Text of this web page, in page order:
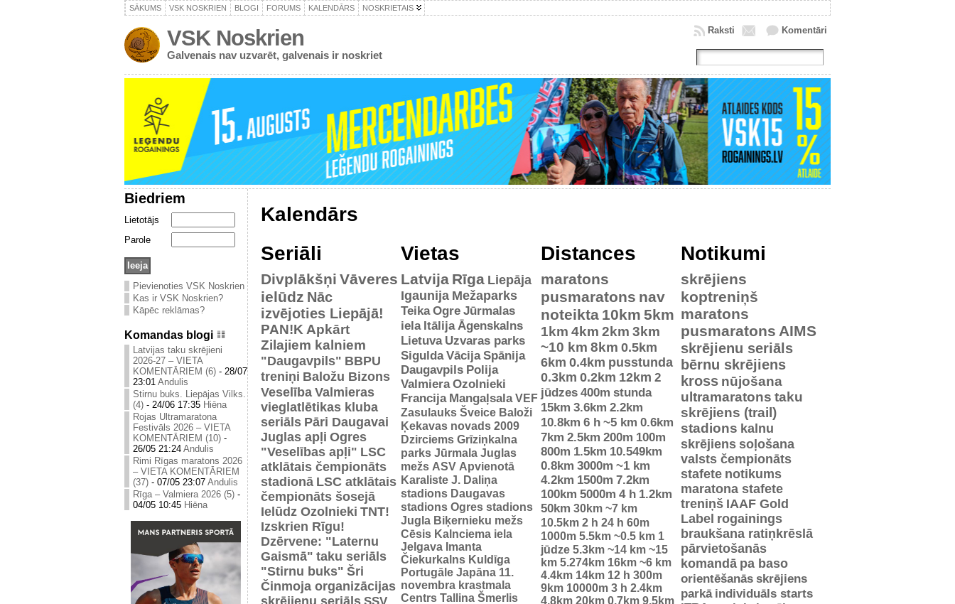
SĀKUMS VSK NOSKRIEN BLOGI FORUMS KALENDĀRS NOSKRIETAIS
VSK Noskrien
Galvenais nav uzvarēt, galvenais ir noskriet
Komentāri
Raksti
Biedriem
Lietotājs
Parole
Pievienoties VSK Noskrien
Kas ir VSK Noskrien?
Kāpēc reklāmas?
Komandas blogi
Latvijas taku skrējieni
2026-27 – VIETA
KOMENTĀRIEM (6) - 28/07
23:01 Andulis
Stirnu buks. Liepājas Vilks.
(4) - 24/06 17:35 Hiēna
Rojas Ultramaratona
Festivāls 2026 – VIETA
KOMENTĀRIEM (10) -
26/05 21:24 Andulis
Rimi Rīgas maratons 2026
– VIETA KOMENTĀRIEM
(37) - 07/05 23:07 Andulis
Rīga – Valmiera 2026 (5) -
04/05 10:45 Hiēna
Kalendārs
Seriāli
Divplākšņi Vāveres
ielūdz Nāc
izvējoties Liepājā!
PAN!K Apkārt
Zilajiem kalniem
"Daugavpils" BBPU
treniņi Baložu Bizons
Veselība Valmieras
vieglatlētikas kluba
seriāls Pāri Daugavai
Juglas apļi Ogres
"Veselības apļi" LSC
atklātais čempionāts
stadionā LSC atklātais
čempionāts šosejā
Ielūdz Ozolnieki TNT!
Izskrien Rīgu!
Dzērvene: "Laternu
Gaismā" taku seriāls
"Stirnu buks" Šri
Činmoja organizācijas
skrējienu seriāls SSV
Vietas
Latvija Rīga Liepāja
Igaunija Mežaparks
Teika Ogre Jūrmalas
iela Itālija Āgenskalns
Lietuva Uzvaras parks
Sigulda Vācija Spānija
Daugavpils Polija
Valmiera Ozolnieki
Francija Mangaļsala VEF
Zasulauks Šveice Baloži
Ķekavas novads 2009
Dzirciems Grīziņkalna
parks Jūrmala Juglas
mežs ASV Apvienotā
Karaliste J. Daliņa
stadions Daugavas
stadions Ogres stadions
Jugla Biķernieku mežs
Cēsis Kalnciema iela
Jelgava Imanta
Čiekurkalns Kuldīga
Portugāle Japāna 11.
novembra krastmala
Centrs Tallina Šmerlis
Distances
maratons
pusmaratons nav
noteikta 10km 5km
1km 4km 2km 3km
~10 km 8km 0.5km
6km 0.4km pusstunda
0.3km 0.2km 12km 2
jūdzes 400m stunda
15km 3.6km 2.2km
10.8km 6 h ~5 km 0.6km
7km 2.5km 200m 100m
800m 1.5km 10.549km
0.8km 3000m ~1 km
4.2km 1500m 7.2km
100km 5000m 4 h 1.2km
50km 30km ~7 km
10.5km 2 h 24 h 60m
1000m 5.5km ~0.5 km 1
jūdze 5.3km ~14 km ~15
km 5.274km 16km ~6 km
4.4km 14km 12 h 300m
9km 10000m 3 h 2.4km
4.8km 20km 0.7km 9.5km
Notikumi
skrējiens
koptreniņš
maratons
pusmaratons AIMS
skrējienu seriāls
bērnu skrējiens
kross nūjošana
ultramaratons taku
skrējiens (trail)
stadions kalnu
skrējiens soļošana
valsts čempionāts
stafete notikums
maratona stafete
treniņš IAAF Gold
Label rogainings
braukšana ratiņkrēslā
pārvietošanās
komandā pa baso
orientēšanās skrējiens
parkā individuāls starts